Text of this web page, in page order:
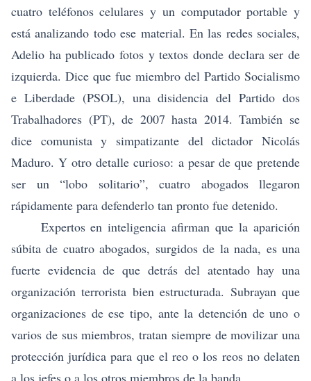
cuatro teléfonos celulares y un computador portable y
está analizando todo ese material. En las redes sociales,
Adelio ha publicado fotos y textos donde declara ser de
izquierda. Dice que fue miembro del Partido Socialismo
e Liberdade (PSOL), una disidencia del Partido dos
Trabalhadores (PT), de 2007 hasta 2014. También se
dice comunista y simpatizante del dictador Nicolás
Maduro. Y otro detalle curioso: a pesar de que pretende
ser un “lobo solitario”, cuatro abogados llegaron
rápidamente para defenderlo tan pronto fue detenido.
Expertos en inteligencia afirman que la aparición
súbita de cuatro abogados, surgidos de la nada, es una
fuerte evidencia de que detrás del atentado hay una
organización terrorista bien estructurada. Subrayan que
organizaciones de ese tipo, ante la detención de uno o
varios de sus miembros, tratan siempre de movilizar una
protección jurídica para que el reo o los reos no delaten
a los jefes o a los otros miembros de la banda.